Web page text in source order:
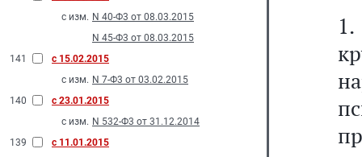
с изм. N 40-Ф3 от 08.03.2015
N 45-Ф3 от 08.03.2015
141
с 15.02.2015
с изм. N 7-Ф3 от 03.02.2015
140
с 23.01.2015
с изм. N 532-Ф3 от 31.12.2014
139
с 11.01.2015